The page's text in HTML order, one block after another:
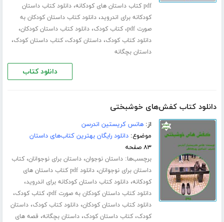
pdf کتاب داستان های کودکانه
،دانلود کتاب داستان
کودکانه برای اندروید،دانلود کتاب داستان کودکان به
صورت pdf
،کتاب کودک،دانلود کتاب داستان کودکان،
دانلود کتاب کودک،داستان کودک،کتاب داستان کودک،
داستان بچگانه
دانلود کتاب
دانلود کتاب کفش‌های خوشبختی
از:هانس کریستین اندرسن
موضوع:دانلود رایگان بهترین کتاب‌های داستان
۸۳ صفحه
برچسب‌ها:داستان نوجوان،داستان برای نوجوانان،کتاب
داستان برای نوجوانان،
دانلود pdf کتاب داستان های
کودکانه،دانلود کتاب داستان کودکانه برای اندروید،
دانلود کتاب داستان کودکان به صورت pdf ،کتاب کودک،
دانلود کتاب داستان کودکان،دانلود کتاب کودک،داستان
کودک،کتاب داستان کودک،داستان بچگانه، قصه های